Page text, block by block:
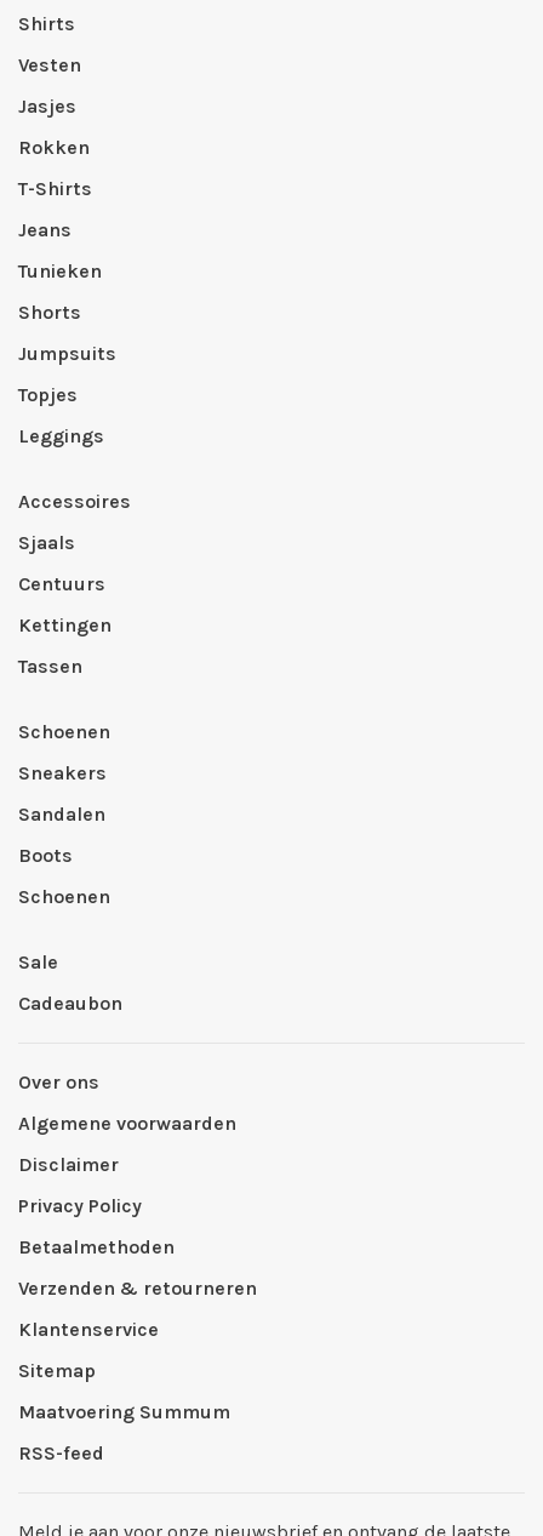
Shirts
Vesten
Jasjes
Rokken
T-Shirts
Jeans
Tunieken
Shorts
Jumpsuits
Topjes
Leggings
Accessoires
Sjaals
Centuurs
Kettingen
Tassen
Schoenen
Sneakers
Sandalen
Boots
Schoenen
Sale
Cadeaubon
Over ons
Algemene voorwaarden
Disclaimer
Privacy Policy
Betaalmethoden
Verzenden & retourneren
Klantenservice
Sitemap
Maatvoering Summum
RSS-feed